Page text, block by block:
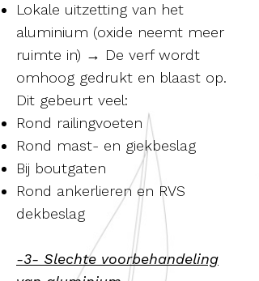
Lokale uitzetting van het
aluminium (oxide neemt meer
ruimte in) → De verf wordt
omhoog gedrukt en blaast op.
Dit gebeurt veel:
Rond railingvoeten
Rond mast- en giekbeslag
Bij boutgaten
Rond ankerlieren en RVS
dekbeslag
-3- Slechte voorbehandeling